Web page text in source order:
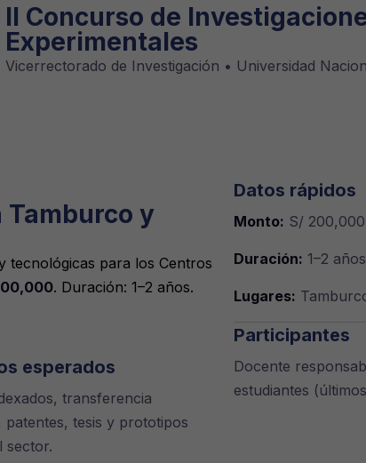
II Concurso de
Experimentales
Vicerrectorado de Investigación • Universidad
y
tecnológicas para los Centros
. Duración: 1–2 años.
esperados
transferencia
patentes, tesis y prototipos
sector.
Datos rápidos
Monto: S/
Duración: 1–2 años
Lugares:
Participantes
Docente
estudiantes